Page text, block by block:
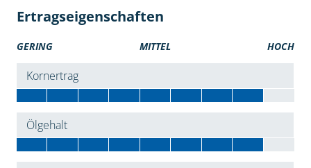
Ertragseigenschaften
GERING MITTEL HOCH
Kornertrag
Ölgehalt